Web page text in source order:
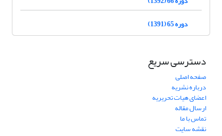
دوره 65 (1391)
دسترسی سریع
صفحه اصلی
درباره نشریه
اعضای هیات تحریریه
ارسال مقاله
تماس با ما
نقشه سایت